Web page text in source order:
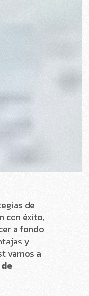
de
con éxito,
a fondo
y
vamos a